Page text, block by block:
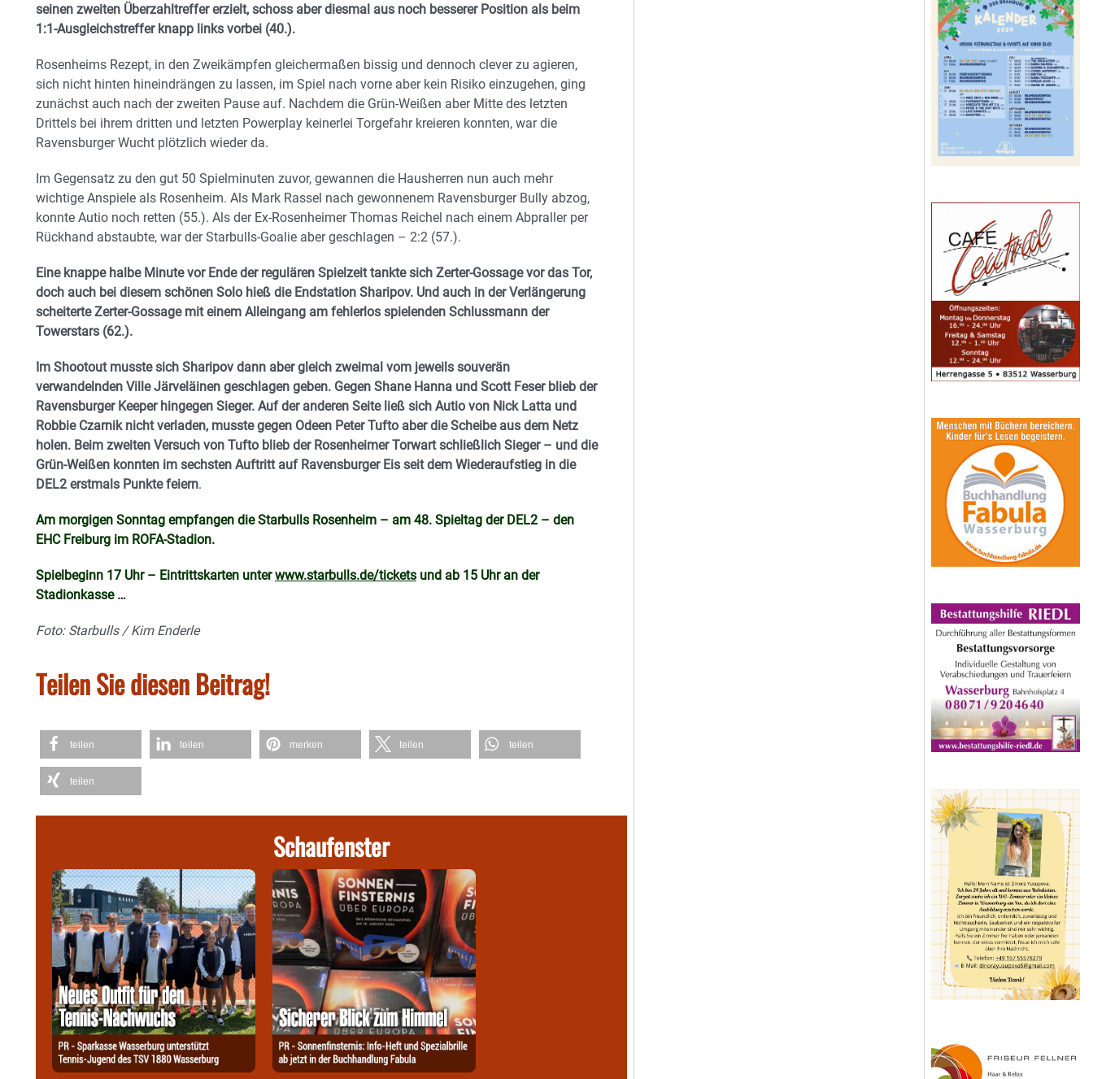
seinen zweiten Überzahltreffer erzielt, schoss aber diesmal aus noch besserer Position als beim
1:1-Ausgleichstreffer knapp links vorbei (40.).
Rosenheims Rezept, in den Zweikämpfen gleichermaßen bissig und dennoch clever zu agieren,
sich nicht hinten hineindrängen zu lassen, im Spiel nach vorne aber kein Risiko einzugehen, ging
zunächst auch nach der zweiten Pause auf. Nachdem die Grün-Weißen aber Mitte des letzten
Drittels bei ihrem dritten und letzten Powerplay keinerlei Torgefahr kreieren konnten, war die
Ravensburger Wucht plötzlich wieder da.
Im Gegensatz zu den gut 50 Spielminuten zuvor, gewannen die Hausherren nun auch mehr
wichtige Anspiele als Rosenheim. Als Mark Rassel nach gewonnenem Ravensburger Bully abzog,
konnte Autio noch retten (55.). Als der Ex-Rosenheimer Thomas Reichel nach einem Abpraller per
Rückhand abstaubte, war der Starbulls-Goalie aber geschlagen – 2:2 (57.).
Eine knappe halbe Minute vor Ende der regulären Spielzeit tankte sich Zerter-Gossage vor das Tor,
doch auch bei diesem schönen Solo hieß die Endstation Sharipov. Und auch in der Verlängerung
scheiterte Zerter-Gossage mit einem Alleingang am fehlerlos spielenden Schlussmann der
Towerstars (62.).
Im Shootout musste sich Sharipov dann aber gleich zweimal vom jeweils souverän
verwandelnden Ville Järveläinen geschlagen geben. Gegen Shane Hanna und Scott Feser blieb der
Ravensburger Keeper hingegen Sieger. Auf der anderen Seite ließ sich Autio von Nick Latta und
Robbie Czarnik nicht verladen, musste gegen Odeen Peter Tufto aber die Scheibe aus dem Netz
holen. Beim zweiten Versuch von Tufto blieb der Rosenheimer Torwart schließlich Sieger – und die
Grün-Weißen konnten im sechsten Auftritt auf Ravensburger Eis seit dem Wiederaufstieg in die
DEL2 erstmals Punkte feiern.
Am morgigen Sonntag empfangen die Starbulls Rosenheim – am 48. Spieltag der DEL2 – den
EHC Freiburg im ROFA-Stadion.
Spielbeginn 17 Uhr – Eintrittskarten unterwww.starbulls.de/tickets und ab 15 Uhr an der
Stadionkasse …
Foto: Starbulls / Kim Enderle
Teilen Sie diesen Beitrag!
teilen teilen merken teilen teilen
teilen
Schaufenster